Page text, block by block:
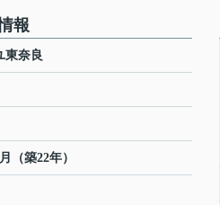
報
東奈良
（築22年）